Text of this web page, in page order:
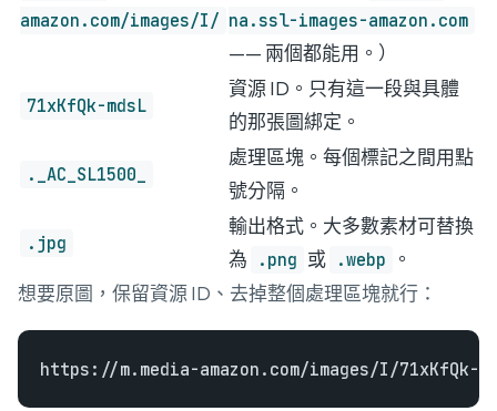
amazon.com/images/I/ na.ssl-images-amazon.com
—— 兩個都能用。）
71xKfQk-mdsL
資源 ID。只有這一段與具體
的那張圖綁定。
._AC_SL1500_
處理區塊。每個標記之間用點
號分隔。
.jpg
輸出格式。大多數素材可替換
為
.png 或 .webp
。
想要原圖，保留資源 ID、去掉整個處理區塊就行：